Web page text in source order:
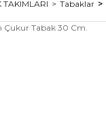
TAKIMLARI Tabaklar